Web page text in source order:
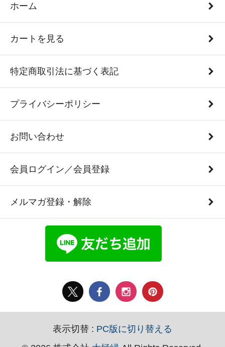
ホーム
カートを見る
特定商取引法に基づく表記
プライバシーポリシー
お問い合わせ
会員ログイン／会員登録
メルマガ登録・解除
表示切替 : PC版に切り替える